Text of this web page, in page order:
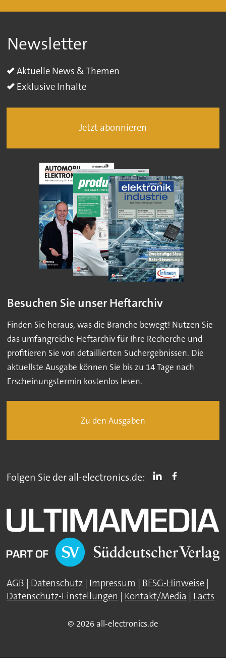
Newsletter
Aktuelle News & Themen
Exklusive Inhalte
Jetzt abonnieren
Besuchen Sie unser Heftarchiv
Finden Sie heraus, was die Branche bewegt! Nutzen Sie
das umfangreiche Heftarchiv für Ihre Recherche und
profitieren Sie von detaillierten Suchergebnissen. Die
aktuellste Ausgabe können Sie bis zu 14 Tage nach
Erscheinungstermin kostenlos lesen.
Zu den Ausgaben
Folgen Sie der all-electronics.de:
AGB | Datenschutz | Impressum | BFSG-Hinweise |
Datenschutz-Einstellungen | Kontakt/Media | Facts
© 2026 all-electronics.de